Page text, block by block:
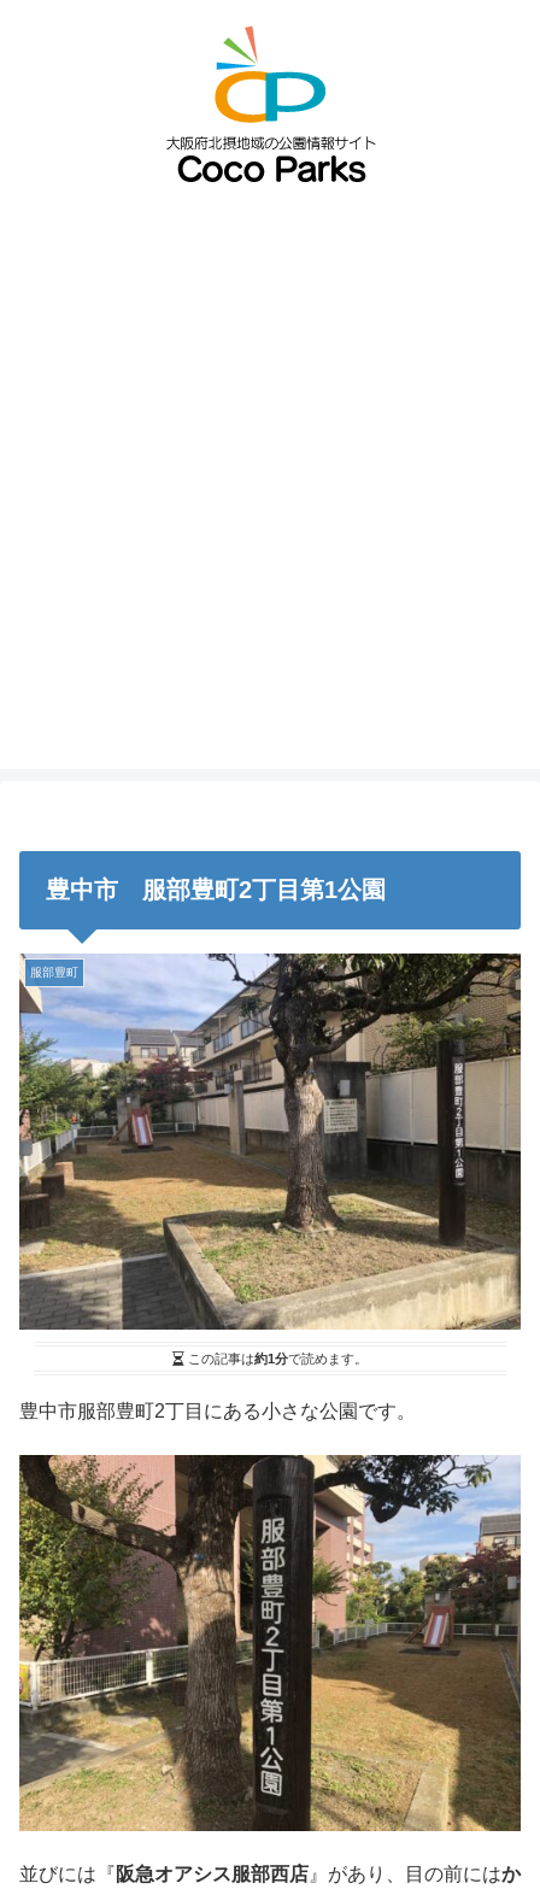
豊中市 服部豊町2丁目第1公園
服部豊町
この記事は約1分で読めます。
豊中市服部豊町2丁目にある小さな公園です。
並びには『阪急オアシス服部西店 』があり、目の前にはか